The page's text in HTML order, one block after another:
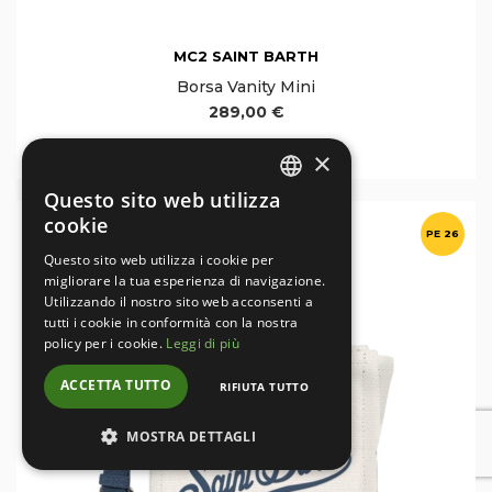
MC2 SAINT BARTH
Borsa Vanity Mini
289,00 €
PE 26
×
Questo sito web utilizza
cookie
Questo sito web utilizza i cookie per
migliorare la tua esperienza di navigazione.
Utilizzando il nostro sito web acconsenti a
tutti i cookie in conformità con la nostra
policy per i cookie. Leggi di più
ACCETTA TUTTO RIFIUTA TUTTO
MOSTRA DETTAGLI